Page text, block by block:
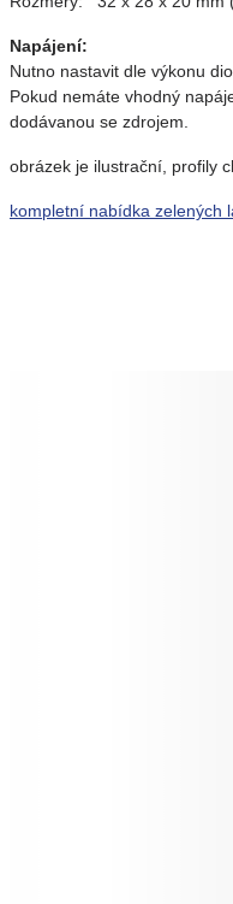
Napájení:
Nutno nastavit dle výkonu
Pokud nemáte vhodný
dodávanou se zdrojem.
obrázek je ilustrační, profily
kompletní nabídka zelených